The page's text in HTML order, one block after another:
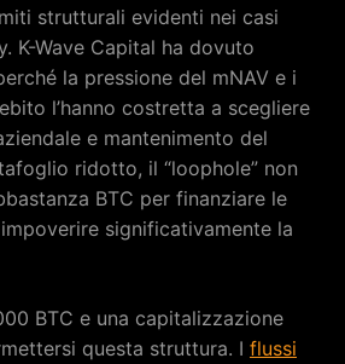
strutturali evidenti nei casi
K-Wave Capital ha dovuto
la pressione del mNAV e i
l’hanno costretta a scegliere
e mantenimento del
ridotto, il “loophole” non
BTC per finanziare le
significativamente la
BTC e una capitalizzazione
questa struttura. I flussi